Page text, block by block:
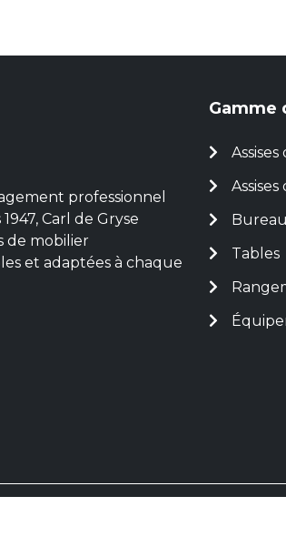
professionnel
Carl de Gryse
de mobilier
et adaptées à chaque
Gamme
Tables